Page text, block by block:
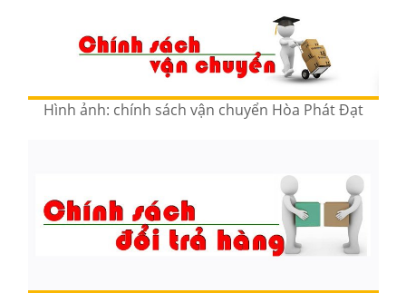
Hình ảnh: chính sách vận chuyển Hòa Phát Đạt